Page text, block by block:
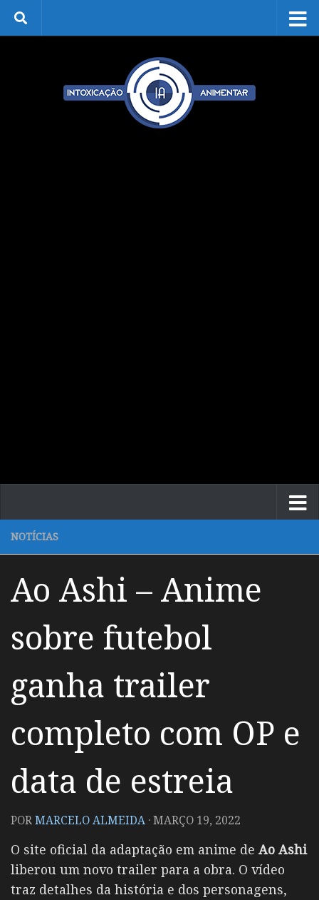
Skip to content
NOTÍCIAS
Ao Ashi – Anime
sobre futebol
ganha trailer
completo com OP e
data de estreia
PORMARCELO ALMEIDA ·MARÇO 19, 2022
O site oficial da adaptação em anime de Ao Ashi
liberou um novo trailer para a obra. O vídeo
traz detalhes da história e dos personagens,